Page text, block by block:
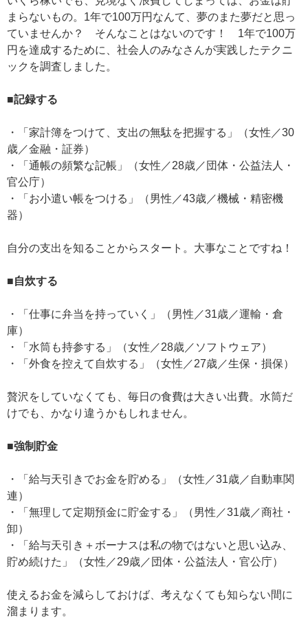
まらないもの。1年で100万円なんて、夢のまた夢だと思っ
ていませんか？ そんなことはないのです！ 1年で100万
円を達成するために、社会人のみなさんが実践したテクニ
ックを調査しました。
■記録する
・「家計簿をつけて、支出の無駄を把握する」（女性／30
歳／金融・証券）
・「通帳の頻繁な記帳」（女性／28歳／団体・公益法人・
官公庁）
・「お小遣い帳をつける」（男性／43歳／機械・精密機
器）
自分の支出を知ることからスタート。大事なことですね！
■自炊する
・「仕事に弁当を持っていく」（男性／31歳／運輸・倉
庫）
・「水筒も持参する」（女性／28歳／ソフトウェア）
・「外食を控えて自炊する」（女性／27歳／生保・損保）
贅沢をしていなくても、毎日の食費は大きい出費。水筒だ
けでも、かなり違うかもしれません。
■強制貯金
・「給与天引きでお金を貯める」（女性／31歳／自動車関
連）
・「無理して定期預金に貯金する」（男性／31歳／商社・
卸）
・「給与天引き＋ボーナスは私の物ではないと思い込み、
貯め続けた」（女性／29歳／団体・公益法人・官公庁）
使えるお金を減らしておけば、考えなくても知らない間に
溜まります。